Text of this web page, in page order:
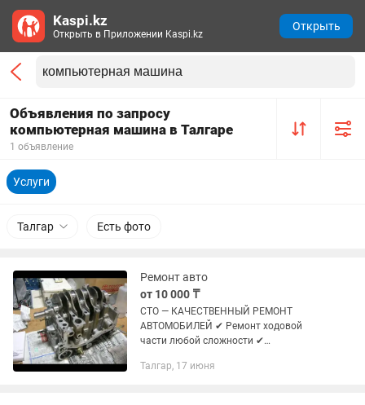
Объявления по запросу
компьютерная машина в Талгаре
1 объявление
Услуги
Талгар Есть фото
Ремонт авто
от 10 000 ₸
СТО — КАЧЕСТВЕННЫЙ РЕМОНТ
АВТОМОБИЛЕЙ ✔ Ремонт ходовой
части любой сложности ✔
Эндоскопия двигателя (осмотр
Талгар, 17 июня
Kaspi.kz
Открыть в Приложении Kaspi.kz
Открыть